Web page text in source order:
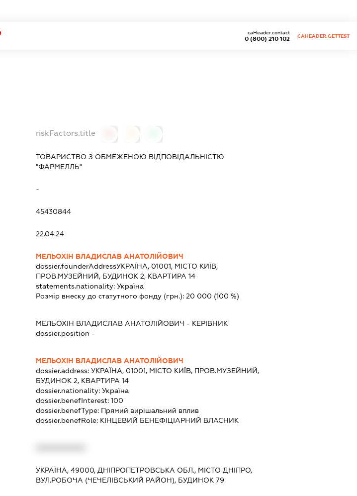
0 (800) 210 102
caHeader.contact
CAHEADER.GETTEST
riskFactors.title
ТОВАРИСТВО З ОБМЕЖЕНОЮ ВІДПОВІДАЛЬНІСТЮ
"ФАРМЕЛЛЬ"
-
45430844
22.04.24
МЕЛЬОХІН ВЛАДИСЛАВ АНАТОЛІЙОВИЧ
dossier.founderAddressУКРАЇНА, 01001, МІСТО КИЇВ,
ПРОВ.МУЗЕЙНИЙ, БУДИНОК 2, КВАРТИРА 14
statements.nationality: Україна
Розмір внеску до статутного фонду (грн.): 20 000 (100 %)
МЕЛЬОХІН ВЛАДИСЛАВ АНАТОЛІЙОВИЧ - КЕРІВНИК
dossier.position -
МЕЛЬОХІН ВЛАДИСЛАВ АНАТОЛІЙОВИЧ
dossier.address: УКРАЇНА, 01001, МІСТО КИЇВ, ПРОВ.МУЗЕЙНИЙ,
БУДИНОК 2, КВАРТИРА 14
dossier.nationality: Україна
dossier.benefInterest: 100
dossier.benefType: Прямий вирішальний вплив
dossier.benefRole: КІНЦЕВИЙ БЕНЕФІЦІАРНИЙ ВЛАСНИК
УКРАЇНА, 49000, ДНІПРОПЕТРОВСЬКА ОБЛ., МІСТО ДНІПРО,
ВУЛ.РОБОЧА (ЧЕЧЕЛІВСЬКИЙ РАЙОН), БУДИНОК 79